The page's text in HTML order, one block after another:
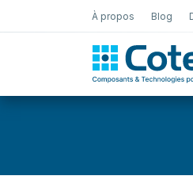
À propos Blog